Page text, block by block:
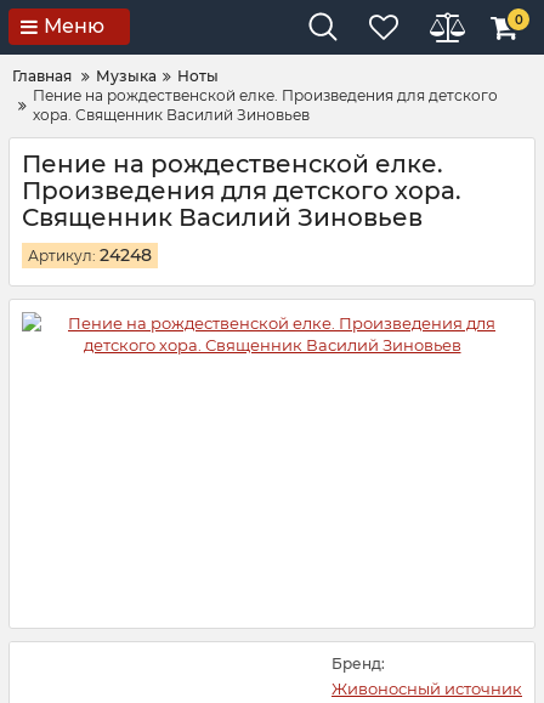
Меню 0
Главная Музыка
Ноты
Пение на рождественской елке. Произведения для детского
хора. Священник Василий Зиновьев
Пение на рождественской елке.
Произведения для детского хора.
Священник Василий Зиновьев
Артикул: 24248
Бренд:
Живоносный источник